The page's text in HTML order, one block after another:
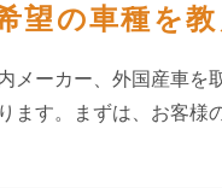
望の車種を教
メーカー、外国産車
ます。まずは、お客